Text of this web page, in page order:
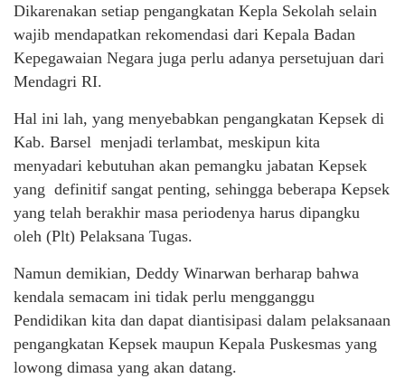
Dikarenakan setiap pengangkatan Kepla Sekolah selain
wajib mendapatkan rekomendasi dari Kepala Badan
Kepegawaian Negara juga perlu adanya persetujuan dari
Mendagri RI.
Hal ini lah, yang menyebabkan pengangkatan Kepsek di
Kab. Barsel menjadi terlambat, meskipun kita
menyadari kebutuhan akan pemangku jabatan Kepsek
yang definitif sangat penting, sehingga beberapa Kepsek
yang telah berakhir masa periodenya harus dipangku
oleh (Plt) Pelaksana Tugas.
Namun demikian, Deddy Winarwan berharap bahwa
kendala semacam ini tidak perlu mengganggu
Pendidikan kita dan dapat diantisipasi dalam pelaksanaan
pengangkatan Kepsek maupun Kepala Puskesmas yang
lowong dimasa yang akan datang.